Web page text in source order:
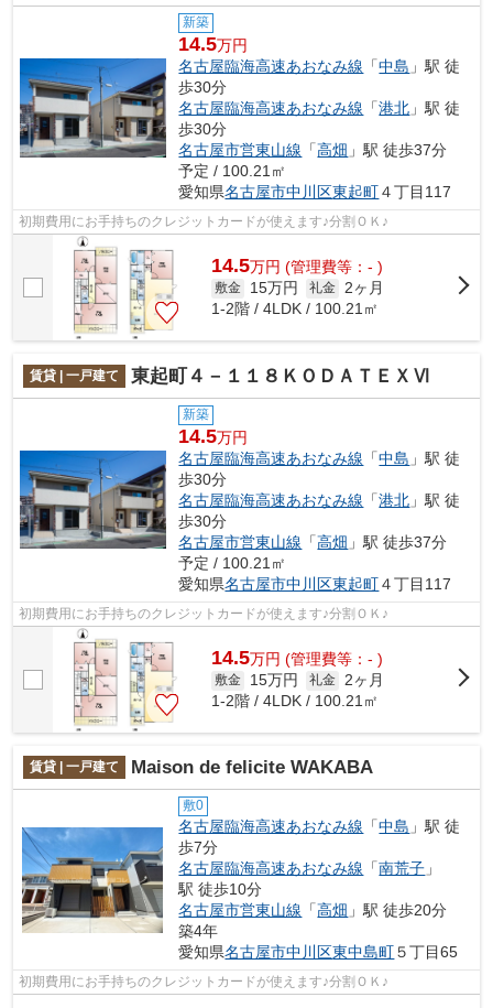
新築
14.5万円
名古屋臨海高速あおなみ線 「中島 」駅 徒
歩30分
名古屋臨海高速あおなみ線 「港北 」駅 徒
歩30分
名古屋市営東山線 「高畑 」駅 徒歩37分
予定 / 100.21㎡
愛知県名古屋市中川区東起町４丁目117
初期費用にお手持ちのクレジットカードが使えます♪分割ＯＫ♪
14.5万円 (管理費等：- )
敷金 15万円 礼金 2ヶ月
1-2階 / 4LDK / 100.21㎡
賃貸 | 一戸建て 東起町４－１１８ＫＯＤＡＴＥＸⅥ
新築
14.5万円
名古屋臨海高速あおなみ線 「中島 」駅 徒
歩30分
名古屋臨海高速あおなみ線 「港北 」駅 徒
歩30分
名古屋市営東山線 「高畑 」駅 徒歩37分
予定 / 100.21㎡
愛知県名古屋市中川区東起町４丁目117
初期費用にお手持ちのクレジットカードが使えます♪分割ＯＫ♪
14.5万円 (管理費等：- )
敷金 15万円 礼金
2ヶ月
1-2階 / 4LDK / 100.21㎡
賃貸 | 一戸建て Maison de felicite WAKABA
敷0
名古屋臨海高速あおなみ線 「中島 」駅 徒
歩7分
名古屋臨海高速あおなみ線 「南荒子 」
駅 徒歩10分
名古屋市営東山線 「高畑 」駅 徒歩20分
築4年
愛知県名古屋市中川区東中島町５丁目65
初期費用にお手持ちのクレジットカードが使えます♪分割ＯＫ♪